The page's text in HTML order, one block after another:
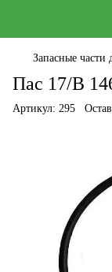
Запасные части
Пас 17/В
Артикул: 295